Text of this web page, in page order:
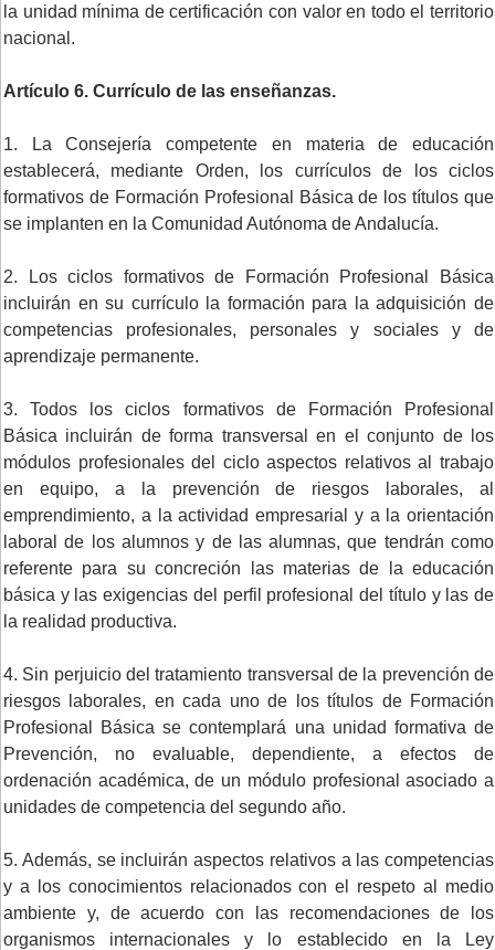
la unidad mínima de certificación con valor en todo el territorio
nacional.
Artículo 6. Currículo de las enseñanzas.
1. La Consejería competente en materia de educación
establecerá, mediante Orden, los currículos de los ciclos
formativos de Formación Profesional Básica de los títulos que
se implanten en la Comunidad Autónoma de Andalucía.
2. Los ciclos formativos de Formación Profesional Básica
incluirán en su currículo la formación para la adquisición de
competencias profesionales, personales y sociales y de
aprendizaje permanente.
3. Todos los ciclos formativos de Formación Profesional
Básica incluirán de forma transversal en el conjunto de los
módulos profesionales del ciclo aspectos relativos al trabajo
en equipo, a la prevención de riesgos laborales, al
emprendimiento, a la actividad empresarial y a la orientación
laboral de los alumnos y de las alumnas, que tendrán como
referente para su concreción las materias de la educación
básica y las exigencias del perfil profesional del título y las de
la realidad productiva.
4. Sin perjuicio del tratamiento transversal de la prevención de
riesgos laborales, en cada uno de los títulos de Formación
Profesional Básica se contemplará una unidad formativa de
Prevención, no evaluable, dependiente, a efectos de
ordenación académica, de un módulo profesional asociado a
unidades de competencia del segundo año.
5. Además, se incluirán aspectos relativos a las competencias
y a los conocimientos relacionados con el respeto al medio
ambiente y, de acuerdo con las recomendaciones de los
organismos internacionales y lo establecido en la Ley